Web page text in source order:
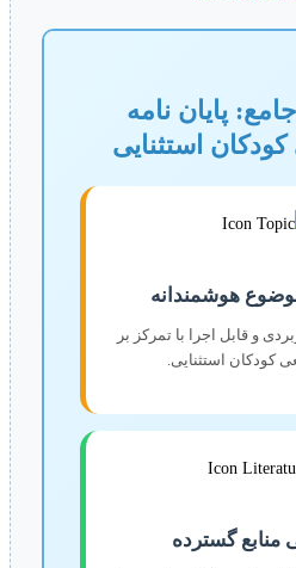
پایان نامه
استثنایی
قابل اجرا با تمرکز بر
استثنایی.